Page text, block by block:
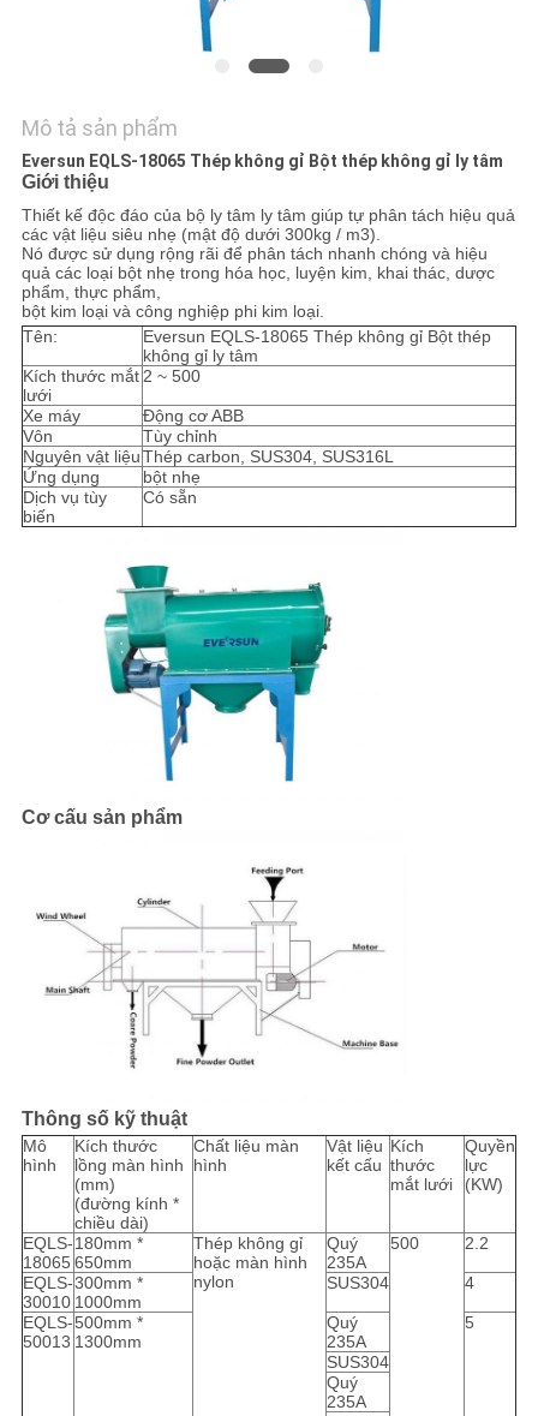
GIÁ
SƠ
ĐỒ
TRANG
WEB
CHÍNH
SÁCH
BẢO
MẬT
Mô tả sản phẩm
Eversun EQLS-18065 Thép không gỉ Bột thép không gỉ ly tâm
Giới thiệu
Thiết kế độc đáo của bộ ly tâm ly tâm giúp tự phân tách hiệu quả
các vật liệu siêu nhẹ (mật độ dưới 300kg / m3).
Nó được sử dụng rộng rãi để phân tách nhanh chóng và hiệu
quả các loại bột nhẹ trong hóa học, luyện kim, khai thác, dược
phẩm, thực phẩm,
bột kim loại và công nghiệp phi kim loại.
Tên:
Eversun EQLS-18065 Thép không gỉ Bột thép
không gỉ ly tâm
Kích thước mắt
lưới
2 ~ 500
Xe máy
Động cơ ABB
Vôn
Tùy chỉnh
Nguyên vật liệuThép carbon, SUS304, SUS316L
Ứng dụng
bột nhẹ
Dịch vụ tùy
biến
Có sẵn
Cơ cấu sản phẩm
Thông số kỹ thuật
Mô
hình
Kích thước
lồng màn hình
(mm)
(đường kính *
chiều dài)
Chất liệu màn
hình
Vật liệu
kết cấu
Kích
thước
mắt lưới
Quyền
lực
(KW)
EQLS-
18065
180mm *
650mm
Thép không gỉ
hoặc màn hình
nylon
Quý
235A
500 2.2
EQLS-
30010
300mm *
1000mm
SUS304 4
EQLS-
50013
500mm *
1300mm
Quý
235A
5
SUS304
Quý
235A